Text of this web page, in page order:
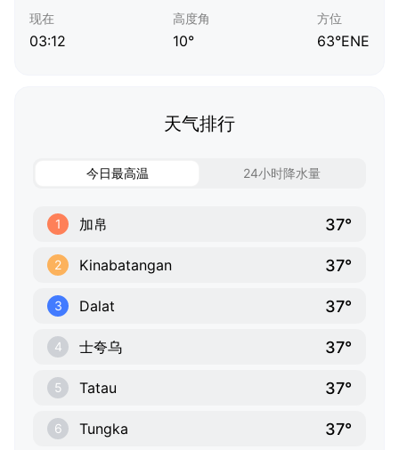
现在
03:12
高度角
10°
方位
63°ENE
天气排行
今日最高温 24小时降水量
1 加帛 37°
2 Kinabatangan 37°
3 Dalat 37°
4 士夸乌 37°
5 Tatau 37°
6 Tungka 37°